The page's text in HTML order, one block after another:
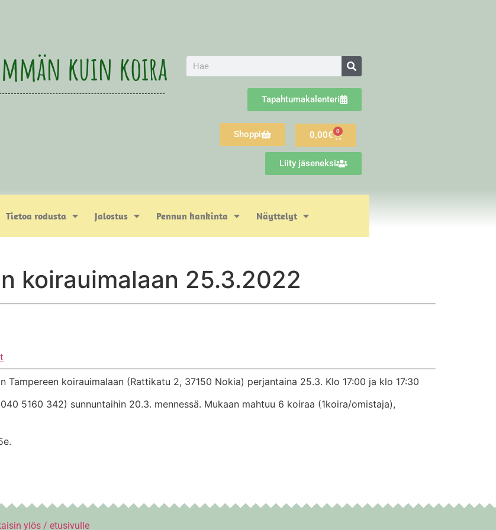
kuin koira
Tapahtumakalenteri
Shoppi 0,00€ 0
Liity jäseneksi
Tietoa rodusta Jalostus Pennun hankinta Näyttelyt
koirauimalaan 25.3.2022
koirauimalaan (Rattikatu 2, 37150 Nokia) perjantaina 25.3. Klo 17:00 ja klo 17:30
5160 342) sunnuntaihin 20.3. mennessä. Mukaan mahtuu 6 koiraa (1koira/omistaja),
ylös / etusivulle